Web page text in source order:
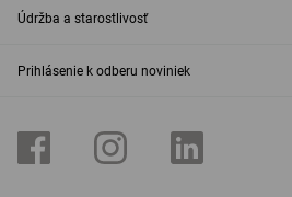
Údržba a starostlivosť
Prihlásenie k odberu noviniek